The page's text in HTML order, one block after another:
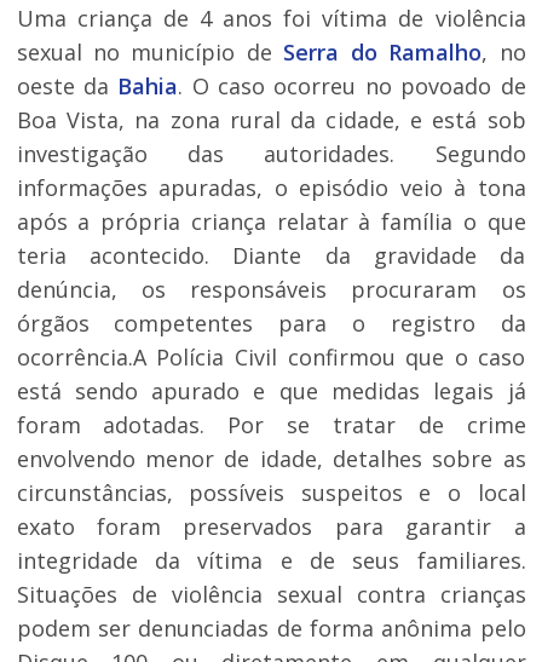
Uma criança de 4 anos foi vítima de violência
sexual no município de Serra do Ramalho, no
oeste da Bahia. O caso ocorreu no povoado de
Boa Vista, na zona rural da cidade, e está sob
investigação das autoridades. Segundo
informações apuradas, o episódio veio à tona
após a própria criança relatar à família o que
teria acontecido. Diante da gravidade da
denúncia, os responsáveis procuraram os
órgãos competentes para o registro da
ocorrência.A Polícia Civil confirmou que o caso
está sendo apurado e que medidas legais já
foram adotadas. Por se tratar de crime
envolvendo menor de idade, detalhes sobre as
circunstâncias, possíveis suspeitos e o local
exato foram preservados para garantir a
integridade da vítima e de seus familiares.
Situações de violência sexual contra crianças
podem ser denunciadas de forma anônima pelo